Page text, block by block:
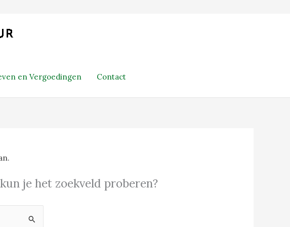
en Vergoedingen Contact
je het zoekveld proberen?